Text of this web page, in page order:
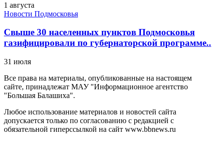
1 августа
Новости Подмосковья
Свыше 30 населенных пунктов Подмосковья
газифицировали по губернаторской программе..
31 июля
Все права на материалы, опубликованные на настоящем
сайте, принадлежат МАУ "Информационное агентство
"Большая Балашиха".
Любое использование материалов и новостей сайта
допускается только по согласованию с редакцией с
обязательной гиперссылкой на сайт www.bbnews.ru